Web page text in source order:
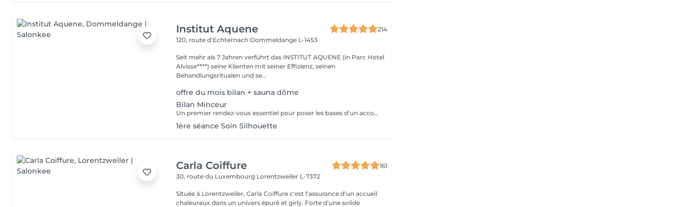
Institut Aquene
214
120, route d'Echternach Dommeldange L-1453
Seit mehr als 7 Jahren verführt das INSTITUT AQUENE (in Parc Hotel
Alvisse****) seine Klienten mit seiner Effizienz, seinen
Behandlungsritualen und se...
offre du mois bilan + sauna dôme
Bilan Minceur
Un premier rendez-vous essentiel pour poser les bases d'un accompagnement efficace et personnalisé. Lors de ce bilan, nous analysons votre morphologie, vos habitudes, votre hygiène de vie et vos objectifs. Cela nous permet de comprendre les causes profondes de vos difficultés et de définir ensemble un programme adapté : soins, fréquence, conseils, cosmétique, hygiène de vie. Objectif : construire un plan minceur global, réaliste et efficace, en lien avec votre corps et vos besoins.
1ère séance Soin Silhouette
Carla Coiffure
161
30, route du Luxembourg Lorentzweiler L-7372
Située à Lorentzweiler, Carla Coiffure c'est l'assurance d'un accueil
chaleureux dans un univers épuré et girly. Forte d'une solide